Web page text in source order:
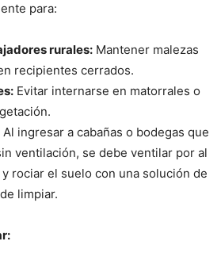
para:
rurales: Mantener malezas
recipientes cerrados.
Evitar internarse en matorrales o
Al ingresar a cabañas o bodegas que
ventilación, se debe ventilar por al
rociar el suelo con una solución de
limpiar.